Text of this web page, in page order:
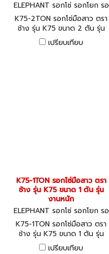
ELEPHANT รอกโซ่ รอกโยก รอ
กถ่วง K75-2TON
K75-2TON รอกโซ่มือสาว ตรา
ช้าง รุ่น K75 ขนาด 2 ตัน รุ่น
งานหนัก
เปรียบเทียบ
K75-1TON รอกโซ่มือสาว ตรา
ช้าง รุ่น K75 ขนาด 1 ตัน รุ่น
งานหนัก
ELEPHANT รอกโซ่ รอกโยก รอ
กถ่วง K75-1TON
K75-1TON รอกโซ่มือสาว ตรา
ช้าง รุ่น K75 ขนาด 1 ตัน รุ่น
งานหนัก
เปรียบเทียบ